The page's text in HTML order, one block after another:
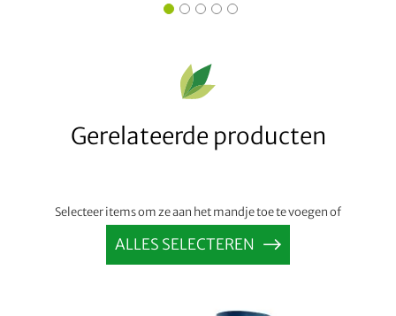
Gerelateerde producten
Selecteer items om ze aan het mandje toe te voegen of
ALLES SELECTEREN